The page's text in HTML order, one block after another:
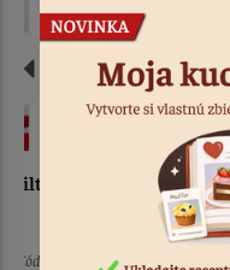
Zdobiaca špička